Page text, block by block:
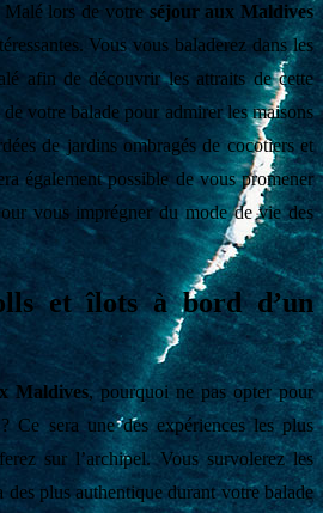
Malé lors de votre séjour aux Maldives
Vous vous baladerez dans les
afin de découvrir les attraits de cette
votre balade pour admirer les maisons
de jardins ombragés de cocotiers et
également possible de vous promener
vous imprégner du mode de vie des
et îlots à bord d’un
Maldives, pourquoi ne pas opter pour
Ce sera une des expériences les plus
sur l’archipel. Vous survolerez les
des plus authentique durant votre balade